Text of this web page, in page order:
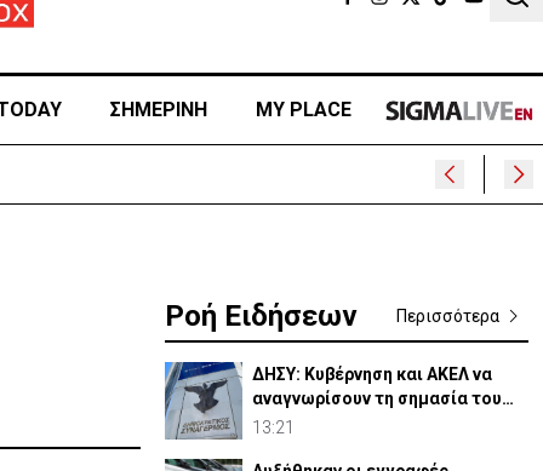
ΣΗΜΕΡΙΝΗ MY PLACE
Ροή Ειδήσεων Περισσότερα
ΔΗΣΥ: Κυβέρνηση και ΑΚΕΛ να
αναγνωρίσουν τη σημασία του
GSI
13:21